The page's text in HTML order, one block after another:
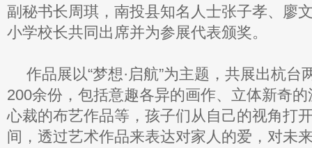
副秘书长周琪，南投县知名人士张子孝、廖
小学校长共同出席并为参展代表颁奖。
作品展以“梦想·启航”为主题，共展出杭台
200余份，包括意趣各异的画作、立体新奇
心裁的布艺作品等，孩子们从自己的视角打
间，透过艺术作品来表达对家人的爱，对未